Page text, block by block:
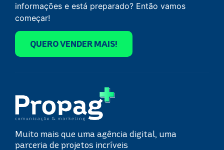
informações e está preparado? Então vamos
começar!
QUERO VENDER MAIS!
Muito mais que uma agência digital, uma
parceria de projetos incríveis